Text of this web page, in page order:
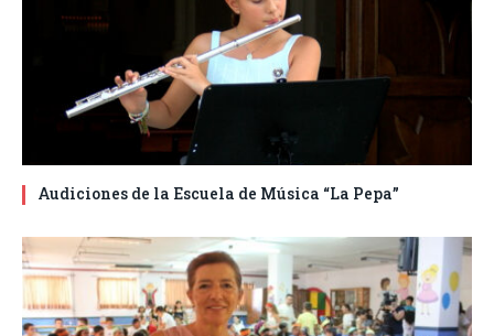
Audiciones de la Escuela de Música “La Pepa”